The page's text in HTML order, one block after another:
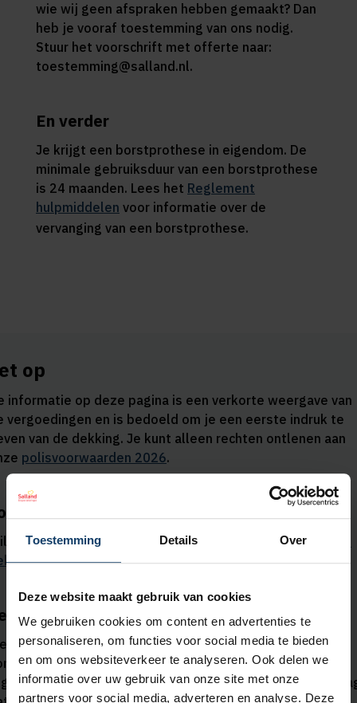
Toestemming Details Over
Deze website maakt gebruik van cookies
We gebruiken cookies om content en advertenties te
personaliseren, om functies voor social media te bieden
en om ons websiteverkeer te analyseren. Ook delen we
informatie over uw gebruik van onze site met onze
partners voor social media, adverteren en analyse. Deze
wie wij geen afspraken hebben gemaakt? Dan
heb je vooraf toestemming van ons nodig.
Stuur het voorschrift met offerte naar:
toestemming@salland.nl.
En verder
Je krijgt een borstprothese in eigendom. De
minimale gebruiksduur van een borstprothese
is 24 maanden. Lees het Reglement
hulpmiddelen voor informatie over de
vervanging van een borstprothese.
op
informatie op deze pagina is een verkorte weergave van
vergoedingen en is bedoeld om je een eerste indruk te
van de dekking. Je kunt alleen rechten ontlenen aan
polisvoorwaarden 2026.
verzekering
je weten hoe je verzekerd bent?
Ga naar Mijn Salland en
alle informatie over jouw eigen zorgverzekering.
voor niet-gecontracteerde zorg
je voor zorg uit de basisverzekering door een
waarmee wij geen contract hebben
Dan kan de vergoeding lager zijn dan het